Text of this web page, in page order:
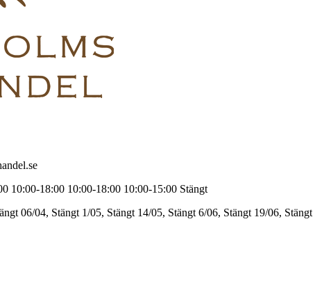
10:00-18:00 10:00-18:00 10:00-15:00 Stängt
06/04, Stängt 1/05, Stängt 14/05, Stängt 6/06, Stängt 19/06, Stängt